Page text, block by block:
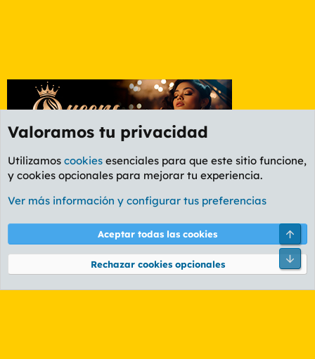
Foro General
Cookies
PL OLDSTYLE AMARILLO
Términos y reglas Política de privacidad Ayuda
Community platform by XenForo® © 2010-2026 XenForo Ltd.
Valoramos tu privacidad
Utilizamos cookies esenciales para que este sitio funcione,
y cookies opcionales para mejorar tu experiencia.
Ver más información y configurar tus preferencias
Aceptar todas las cookies
Rechazar cookies opcionales
Pie